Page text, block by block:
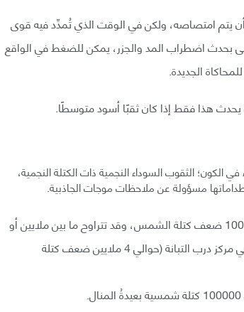
أن يتم امتصاصه، ولكن في الوقت الذي تُمدِّد فيه قوى
بحدث اضطراب المد والجزر، يمكن للضغط في الواقع
الجديدة.
يحدث هذا فقط إذا كان ثقبًا أسود متوسطًا.
الثقوب السوداء النجمية ذات الكتلة النجمية،
والثقوب السوداء فائقة الكتلة التي تصل كحدٍّ أدنى إلى حوالي 100000 ضعف كتلة الشمس، وقد تتراوح ما بين ملايين أو
مليارات الكتل الشمسية؛ مثل القوس وهو الثقب الأسود الهائل في مركز درب التبانة (حوالي 4 ملايين ضعف كتلة